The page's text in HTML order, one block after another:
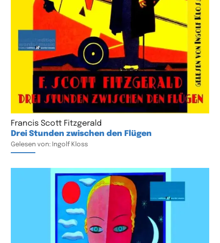
Francis Scott Fitzgerald
Drei Stunden zwischen den Flügen
Gelesen von: Ingolf Kloss